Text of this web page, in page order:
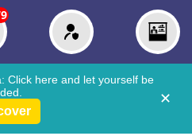
Click here and let yourself be
✕